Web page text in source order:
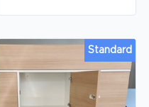
Standard